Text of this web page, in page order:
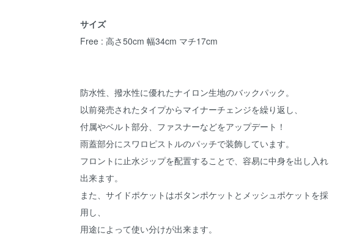
サイズ
Free : 高さ50cm 幅34cm マチ17cm
防水性、撥水性に優れたナイロン生地のバックパック。
以前発売されたタイプからマイナーチェンジを繰り返し、
付属やベルト部分、ファスナーなどをアップデート！
雨蓋部分にスワロピストルのパッチで装飾しています。
フロントに止水ジップを配置することで、容易に中身を出し入れ
出来ます。
また、サイドポケットはボタンポケットとメッシュポケットを採
用し、
用途によって使い分けが出来ます。